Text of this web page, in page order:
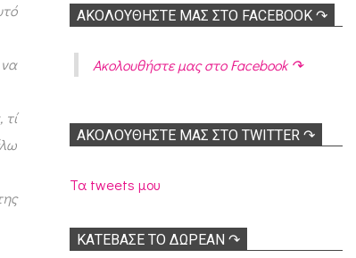
ΑΚΟΛOΥΘΉΣΤΕ ΜΑΣ ΣΤΟ FACEBOOK ↷
Ακολoυθήστε μας στο Facebook ↷
ΑΚΟΛΟΥΘΉΣΤΕ ΜΑΣ ΣΤΟ TWITTER ↷
Τα tweets μου
ΚΑΤΕΒΑΣΕ ΤΟ ΔΩΡΕΑΝ ↷